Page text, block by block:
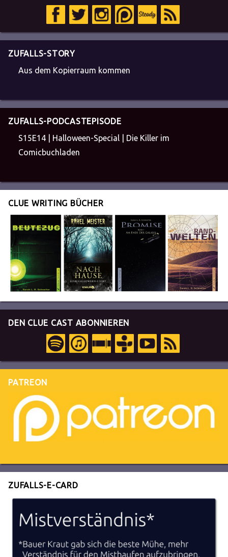
ZUFALLS-STORY
Aus dem Kopierraum kommen
ZUFALLS-PODCASTEPISODE
S15E14 | Halloween-Special | Die Killer im
Comicbuchladen
CLUE WRITING BÜCHER
DEN CLUE CAST ABONNIEREN
PATREON
ZUFALLS-E-CARD